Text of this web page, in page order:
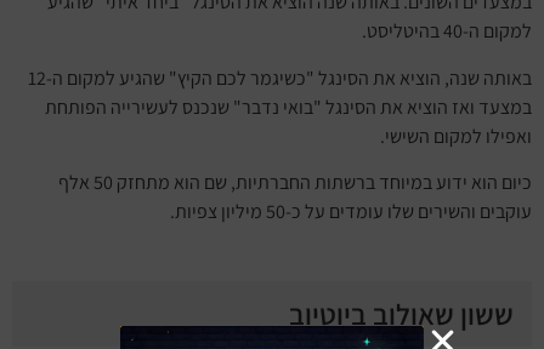
למקום ה-40 בהיטליסט.
באותה שנה, הוציא את הסינגל "כשיגמר לכם הקיץ" שהגיע למקום ה-12
במצעד ואז הוציא את הסינגל "בואי נדבר" שנכנס לעשירייה הפותחת
ואפילו למקום השישי.
כיום הוא ידוע במיוחד ברשתות החברתיות, שם הוא מתחזק 50 אלף
עוקבים והשירים שלו עומדים על כ-50 מיליון צפיות.
ששון שאולוב ביוטיוב